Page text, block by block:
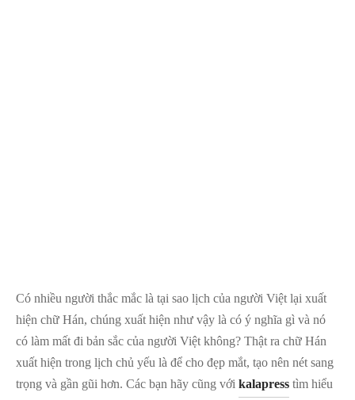
Có nhiều người thắc mắc là tại sao lịch của người Việt lại xuất
hiện chữ Hán, chúng xuất hiện như vậy là có ý nghĩa gì và nó
có làm mất đi bản sắc của người Việt không? Thật ra chữ Hán
xuất hiện trong lịch chủ yếu là để cho đẹp mắt, tạo nên nét sang
trọng và gần gũi hơn. Các bạn hãy cũng với kalapress tìm hiểu